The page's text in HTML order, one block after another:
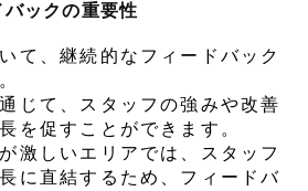
ックの重要性
て、継続的なフィードバック
じて、スタッフの強みや改善
を促すことができます。
激しいエリアでは、スタッフ
に直結するため、フィードバ